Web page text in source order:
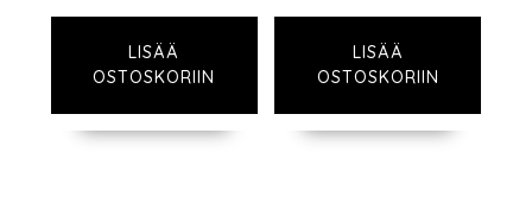
LISÄÄ
OSTOSKORIIN
LISÄÄ
OSTOSKORIIN